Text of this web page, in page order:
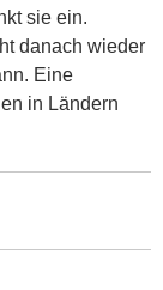
sie ein.
danach wieder
Eine
in Ländern